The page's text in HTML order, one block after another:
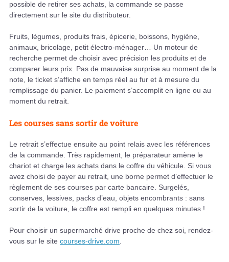
possible de retirer ses achats, la commande se passe
directement sur le site du distributeur.
Fruits, légumes, produits frais, épicerie, boissons, hygiène,
animaux, bricolage, petit électro-ménager… Un moteur de
recherche permet de choisir avec précision les produits et de
comparer leurs prix. Pas de mauvaise surprise au moment de la
note, le ticket s’affiche en temps réel au fur et à mesure du
remplissage du panier. Le paiement s’accomplit en ligne ou au
moment du retrait.
Les courses sans sortir de voiture
Le retrait s’effectue ensuite au point relais avec les références
de la commande. Très rapidement, le préparateur amène le
chariot et charge les achats dans le coffre du véhicule. Si vous
avez choisi de payer au retrait, une borne permet d’effectuer le
règlement de ses courses par carte bancaire. Surgelés,
conserves, lessives, packs d’eau, objets encombrants : sans
sortir de la voiture, le coffre est rempli en quelques minutes !
Pour choisir un supermarché drive proche de chez soi, rendez-
vous sur le site courses-drive.com